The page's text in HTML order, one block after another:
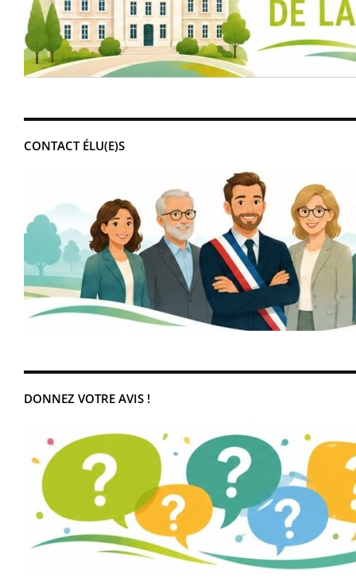
CONTACT ÉLU(E)S
DONNEZ VOTRE AVIS !